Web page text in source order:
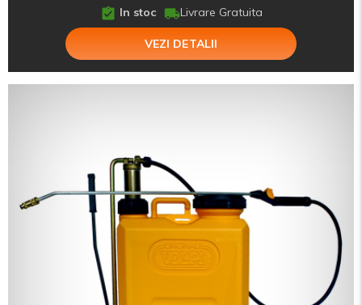
In stoc Livrare Gratuita
VEZI DETALII